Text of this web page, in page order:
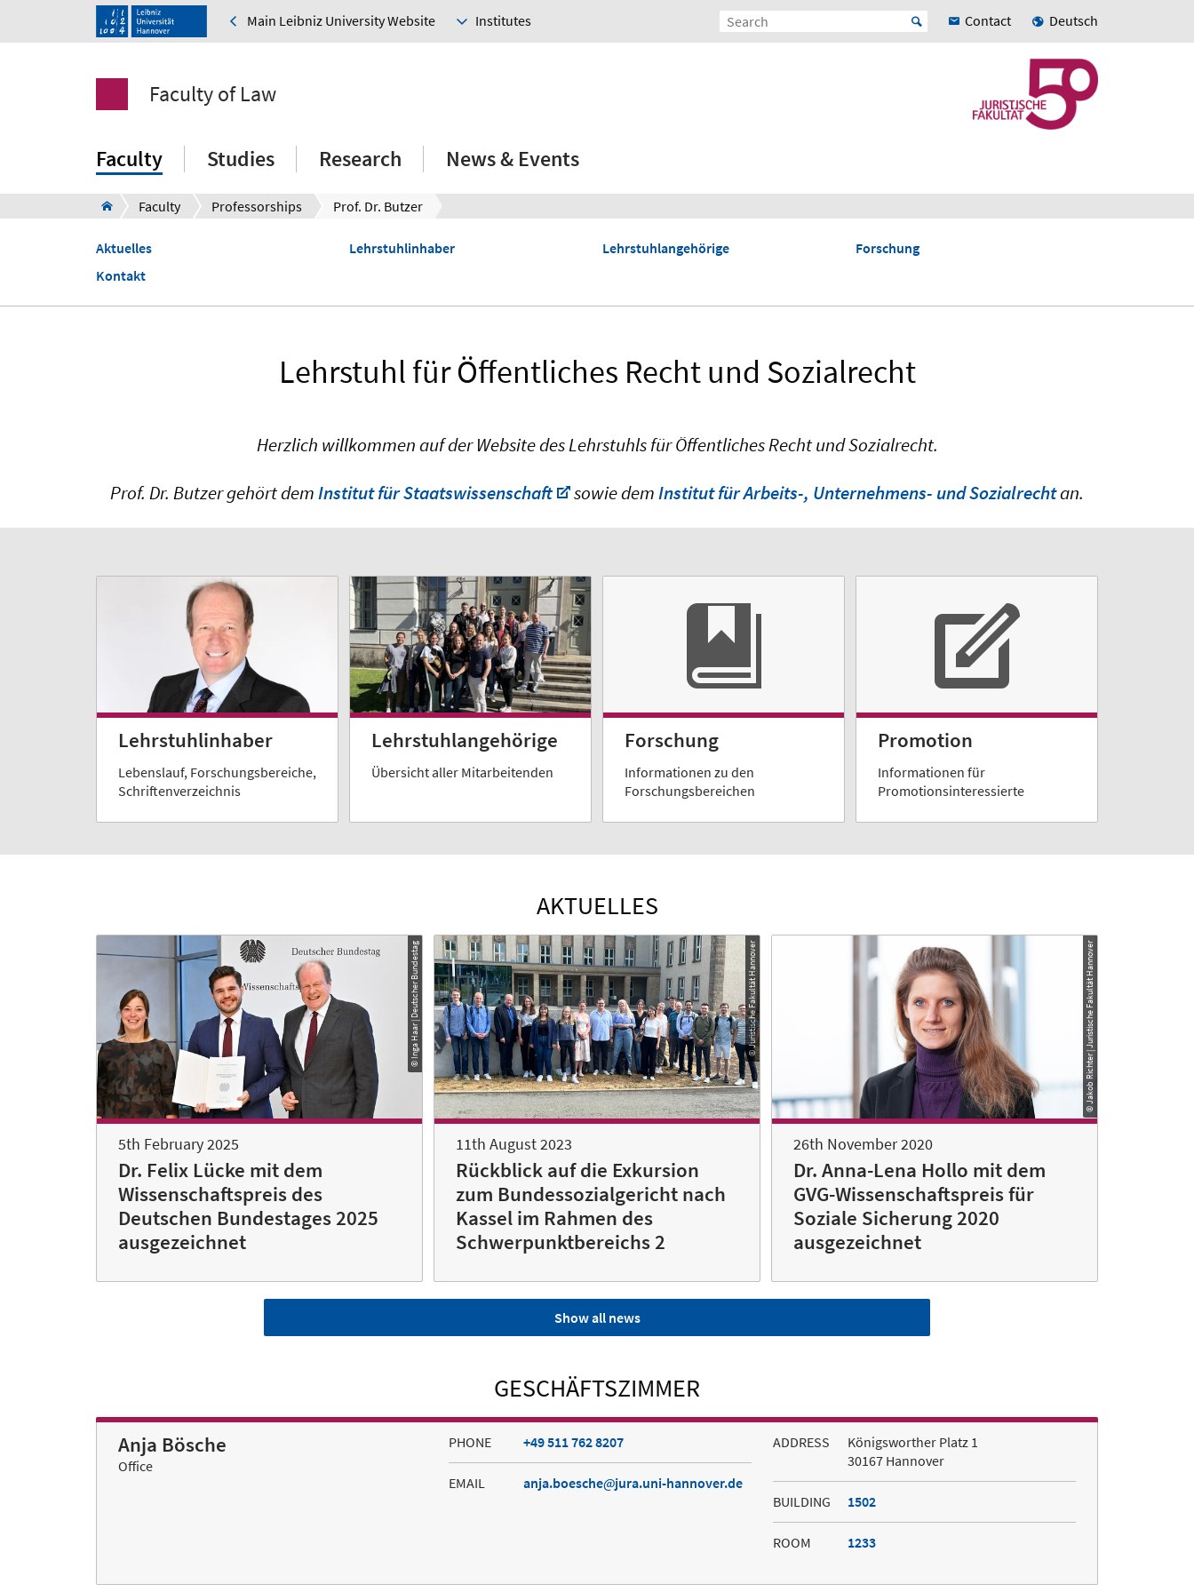
Main Leibniz University Website Institutes Contact Deutsch
Faculty of Law
Faculty Studies Research News & Events
Faculty Professorships Prof. Dr. Butzer
Aktuelles
Kontakt
Lehrstuhlinhaber Lehrstuhlangehörige Forschung
Lehrstuhl für Öffentliches Recht und Sozialrecht
Herzlich willkommen auf der Website des Lehrstuhls für Öffentliches Recht und Sozialrecht.
Prof. Dr. Butzer gehört demInstitut für Staatswissenschaft sowie demInstitut für Arbeits-, Unternehmens- und Sozialrechtan.
Lehrstuhlinhaber
Lebenslauf, Forschungsbereiche,
Schriftenverzeichnis
Lehrstuhlangehörige
Übersicht aller Mitarbeitenden
Forschung
Informationen zu den
Forschungsbereichen
Promotion
Informationen für
Promotionsinteressierte
AKTUELLES
© Inga Haar | Deutscher Bundestag
5th February 2025
Dr. Felix Lücke mit dem
Wissenschaftspreis des
Deutschen Bundestages 2025
ausgezeichnet
© Juristische Fakultät Hannover
11th August 2023
Rückblick auf die Exkursion
zum Bundessozialgericht nach
Kassel im Rahmen des
Schwerpunktbereichs 2
© Jakob Richter | Juristische Fakultät Hannover
26th November 2020
Dr. Anna-Lena Hollo mit dem
GVG-Wissenschaftspreis für
Soziale Sicherung 2020
ausgezeichnet
Show all news
GESCHÄFTSZIMMER
Anja Bösche
Office
PHONE +49 511 762 8207
EMAIL anja.boesche jura.uni-hannover.de
ADDRESS
Königsworther Platz 1
30167 Hannover
BUILDING 1502
ROOM 1233